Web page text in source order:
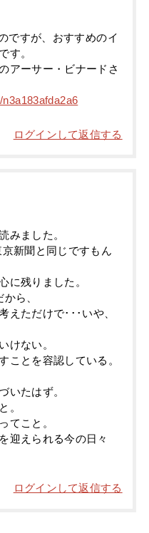
ですが、おすすめのイ
す。
アーサー・ビナードさ
ログインして返信する
みました。
新聞と同じですもん
に残りました。
ら、
えただけで･･･いや、
けない。
ことを容認している。
いたはず。
。
てこと。
迎えられる今の日々
ログインして返信する